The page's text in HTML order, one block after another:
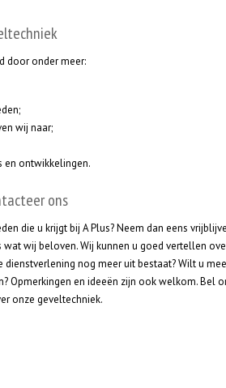
door onder meer:
wij naar;
en ontwikkelingen.
ons
die u krijgt bij A Plus? Neem dan eens
wij beloven. Wij kunnen u goed vertellen
nog meer uit bestaat? Wilt u
Opmerkingen en ideeën zijn ook welkom. Bel
onze geveltechniek.